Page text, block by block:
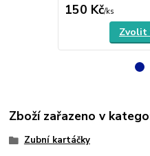
150 Kč/ks
Zvolit
Zboží zařazeno v
Zubní kartáčky